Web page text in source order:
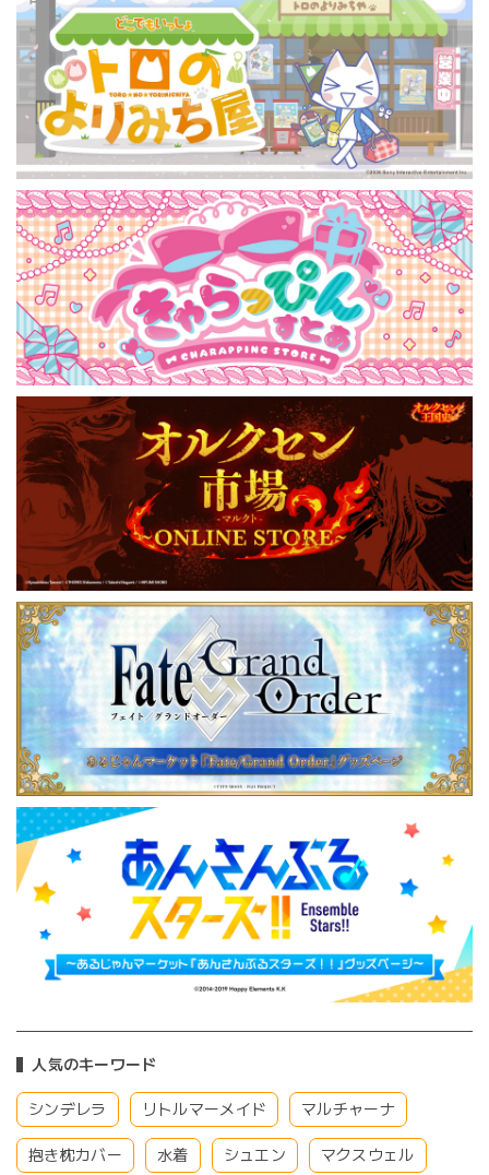
人気のキーワード
シンデレラ リトルマーメイド マルチャーナ
抱き枕カバー 水着 シュエン マクスウェル